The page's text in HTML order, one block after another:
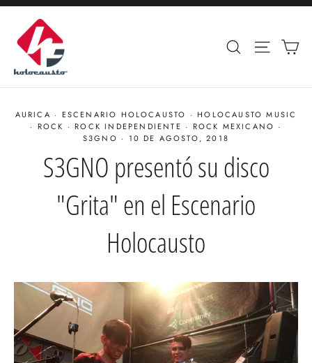
Ir
directamente
contenido
Buscar
AURICA · ESCENARIO HOLOCAUSTO ·HOLOCAUSTO MUSIC
· ROCK ·ROCK INDEPENDIENTE · ROCK MEXICANO ·
S3GNO · 10 DE AGOSTO, 2018
S3GNO presentó su disco
"Grita" en el Escenario
Holocausto